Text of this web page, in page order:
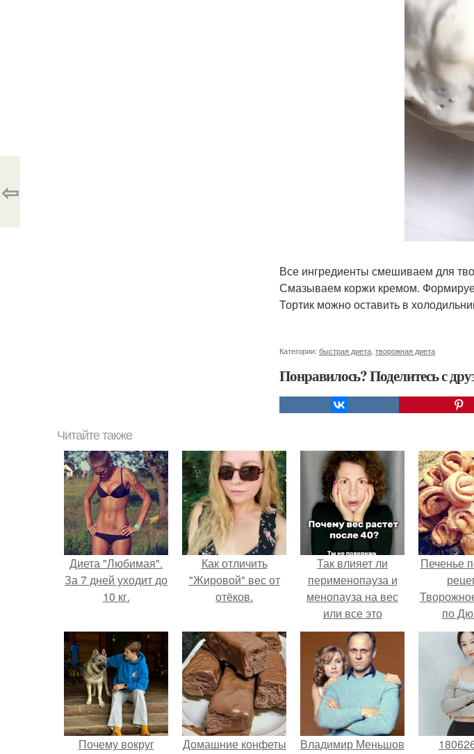
Все ингредиенты смешиваем для
Смазываем коржи кремом.
Тортик можно оставить в
Категории: быстрая диета творожная диета
Понравилось? Поделитесь с
⇦
Читайте также
Диета "Любимая".
За 7 дней уходит до
10 кг.
Как отличить
"Жировой" вес от
отёков.
Так влияет ли
перименопауза и
менопауза на вес
или все это
ерунда?
Печенье
по
Почему вокруг
Домашние конфеты
Владимир Меньшов